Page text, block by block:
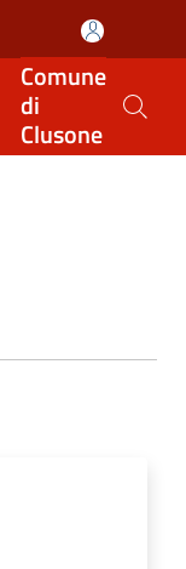
Comune
di
Clusone